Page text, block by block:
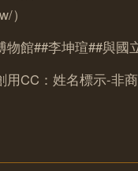
）
館##李坤瑄##與國
用CC：姓名標示-非